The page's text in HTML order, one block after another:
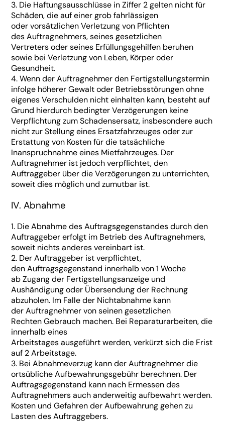
3. Die Haftungsausschlüsse in Ziffer 2 gelten nicht für
Schäden, die auf einer grob fahrlässigen
oder vorsätzlichen Verletzung von Pflichten
des Auftragnehmers, seines gesetzlichen
Vertreters oder seines Erfüllungsgehilfen beruhen
sowie bei Verletzung von Leben, Körper oder
Gesundheit.
4. Wenn der Auftragnehmer den Fertigstellungstermin
infolge höherer Gewalt oder Betriebsstörungen ohne
eigenes Verschulden nicht einhalten kann, besteht auf
Grund hierdurch bedingter Verzögerungen keine
Verpflichtung zum Schadensersatz, insbesondere auch
nicht zur Stellung eines Ersatzfahrzeuges oder zur
Erstattung von Kosten für die tatsächliche
Inanspruchnahme eines Mietfahrzeuges. Der
Auftragnehmer ist jedoch verpflichtet, den
Auftraggeber über die Verzögerungen zu unterrichten,
soweit dies möglich und zumutbar ist.
IV. Abnahme
1. Die Abnahme des Auftragsgegenstandes durch den
Auftraggeber erfolgt im Betrieb des Auftragnehmers,
soweit nichts anderes vereinbart ist.
2. Der Auftraggeber ist verpflichtet,
den Auftragsgegenstand innerhalb von 1 Woche
ab Zugang der Fertigstellungsanzeige und
Aushändigung oder Übersendung der Rechnung
abzuholen. Im Falle der Nichtabnahme kann
der Auftragnehmer von seinen gesetzlichen
Rechten Gebrauch machen. Bei Reparaturarbeiten, die
innerhalb eines
Arbeitstages ausgeführt werden, verkürzt sich die Frist
auf 2 Arbeitstage.
3. Bei Abnahmeverzug kann der Auftragnehmer die
ortsübliche Aufbewahrungsgebühr berechnen. Der
Auftragsgegenstand kann nach Ermessen des
Auftragnehmers auch anderweitig aufbewahrt werden.
Kosten und Gefahren der Aufbewahrung gehen zu
Lasten des Auftraggebers.